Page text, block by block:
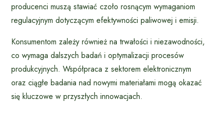
producenci muszą stawiać czoło rosnącym wymaganiom
regulacyjnym dotyczącym efektywności paliwowej i emisji.
Konsumentom zależy również na trwałości i niezawodności,
co wymaga dalszych badań i optymalizacji procesów
produkcyjnych. Współpraca z sektorem elektronicznym
oraz ciągłe badania nad nowymi materiałami mogą okazać
się kluczowe w przyszłych innowacjach.